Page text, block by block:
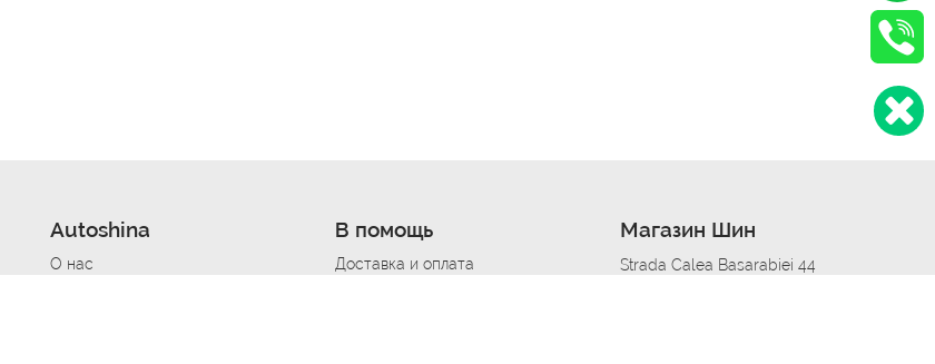
Autoshina
О нас
В помощь
Доставка и оплата
Магазин Шин
Strada Calea Basarabiei 44